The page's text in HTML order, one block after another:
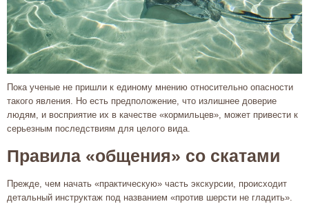
Пока ученые не пришли к единому мнению относительно опасности
такого явления. Но есть предположение, что излишнее доверие
людям, и восприятие их в качестве «кормильцев», может привести к
серьезным последствиям для целого вида.
Правила «общения» со скатами
Прежде, чем начать «практическую» часть экскурсии, происходит
детальный инструктаж под названием «против шерсти не гладить».